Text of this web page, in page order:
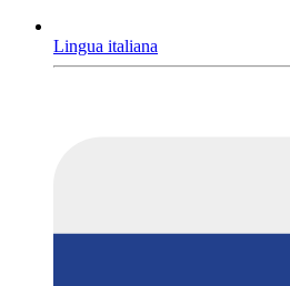
Lingua italiana